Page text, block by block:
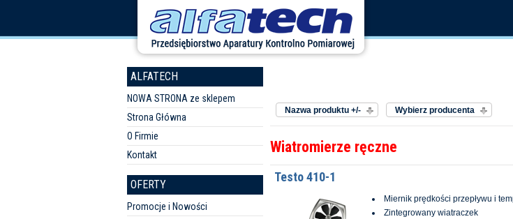
ALFATECH
NOWA STRONA ze sklepem
Strona Główna
O Firmie
Kontakt
OFERTY
Promocje i Nowości
Nazwa produktu +/-
Wybierz producenta
Wiatromierze ręczne
Testo 410-1
Miernik prędkości przepływu i
Zintegrowany wiatraczek